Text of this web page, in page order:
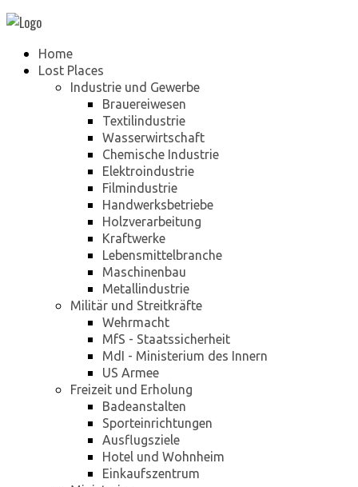
Home
Lost Places
Industrie und Gewerbe
Brauereiwesen
Textilindustrie
Wasserwirtschaft
Chemische Industrie
Elektroindustrie
Filmindustrie
Handwerksbetriebe
Holzverarbeitung
Kraftwerke
Lebensmittelbranche
Maschinenbau
Metallindustrie
Militär und Streitkräfte
Wehrmacht
MfS - Staatssicherheit
MdI - Ministerium des Innern
US Armee
Freizeit und Erholung
Badeanstalten
Sporteinrichtungen
Ausflugsziele
Hotel und Wohnheim
Einkaufszentrum